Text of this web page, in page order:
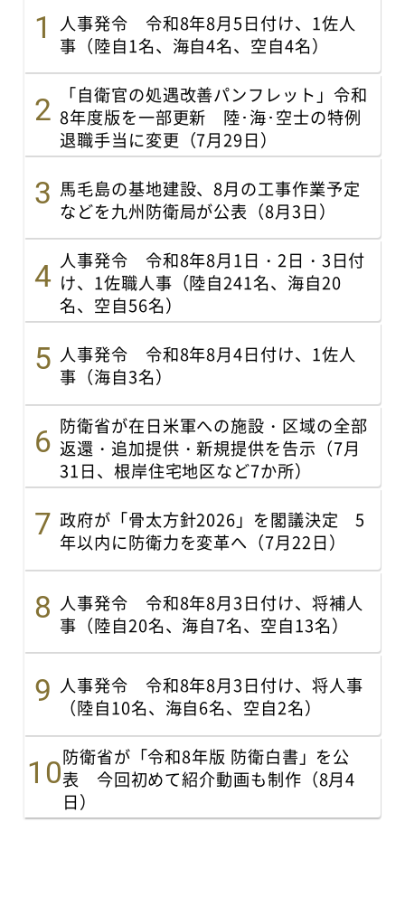
人事発令 令和8年8月5日付け、1佐人
事（陸自1名、海自4名、空自4名）
「自衛官の処遇改善パンフレット」令和
8年度版を一部更新 陸･海･空士の特例
退職手当に変更（7月29日）
馬毛島の基地建設、8月の工事作業予定
などを九州防衛局が公表（8月3日）
人事発令 令和8年8月1日・2日・3日付
け、1佐職人事（陸自241名、海自20
名、空自56名）
人事発令 令和8年8月4日付け、1佐人
事（海自3名）
防衛省が在日米軍への施設・区域の全部
返還・追加提供・新規提供を告示（7月
31日、根岸住宅地区など7か所）
政府が「骨太方針2026」を閣議決定 5
年以内に防衛力を変革へ（7月22日）
人事発令 令和8年8月3日付け、将補人
事（陸自20名、海自7名、空自13名）
人事発令 令和8年8月3日付け、将人事
（陸自10名、海自6名、空自2名）
防衛省が「令和8年版 防衛白書」を公
表 今回初めて紹介動画も制作（8月4
日）